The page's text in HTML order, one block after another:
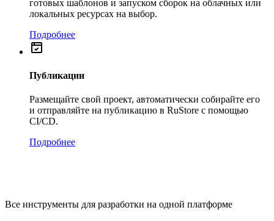
готовых шаблонов и запуском сборок на облачных или
локальных ресурсах на выбор.
Подробнее
Публикации
Размещайте свой проект, автоматически собирайте его
и отправляйте на публикацию в RuStore с помощью
CI/CD.
Подробнее
Все инструменты для разработки на одной платформе